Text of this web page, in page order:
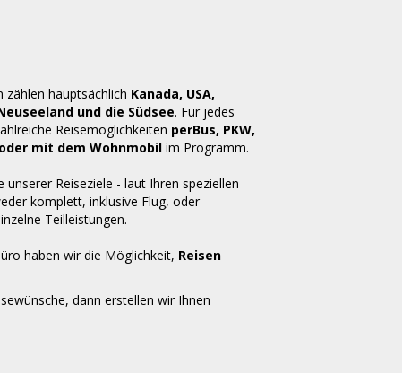
zählen hauptsächlich Kanada, USA,
und die Südsee. Für jedes
Reisemöglichkeiten perBus, PKW,
mit dem Wohnmobilim Programm.
Reiseziele - laut Ihren speziellen
komplett, inklusive Flug, oder
Teilleistungen.
haben wir die Möglichkeit, Reisen
dann erstellen wir Ihnen